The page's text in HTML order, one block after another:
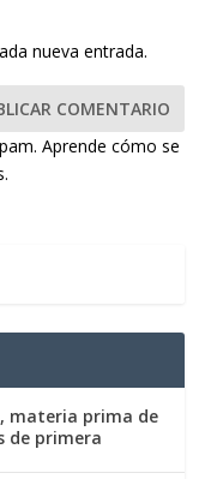
nueva entrada.
Aprende cómo se
materia prima de
de primera